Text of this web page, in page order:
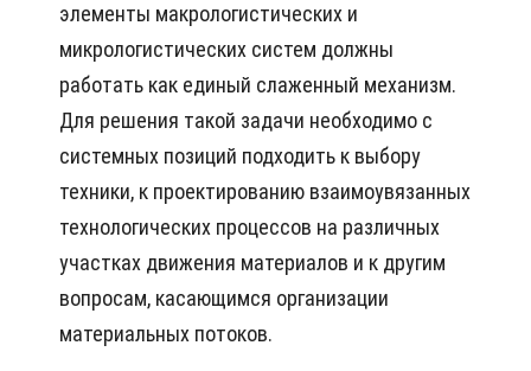
элементы макрологистических и
микрологистических систем должны
работать как единый слаженный механизм.
Для решения такой задачи необходимо с
системных позиций подходить к выбору
техники, к проектированию взаимоувязанных
технологических процессов на различных
участках движения материалов и к другим
вопросам, касающимся организации
материальных потоков.